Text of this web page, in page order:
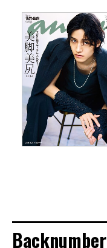
Backnumber